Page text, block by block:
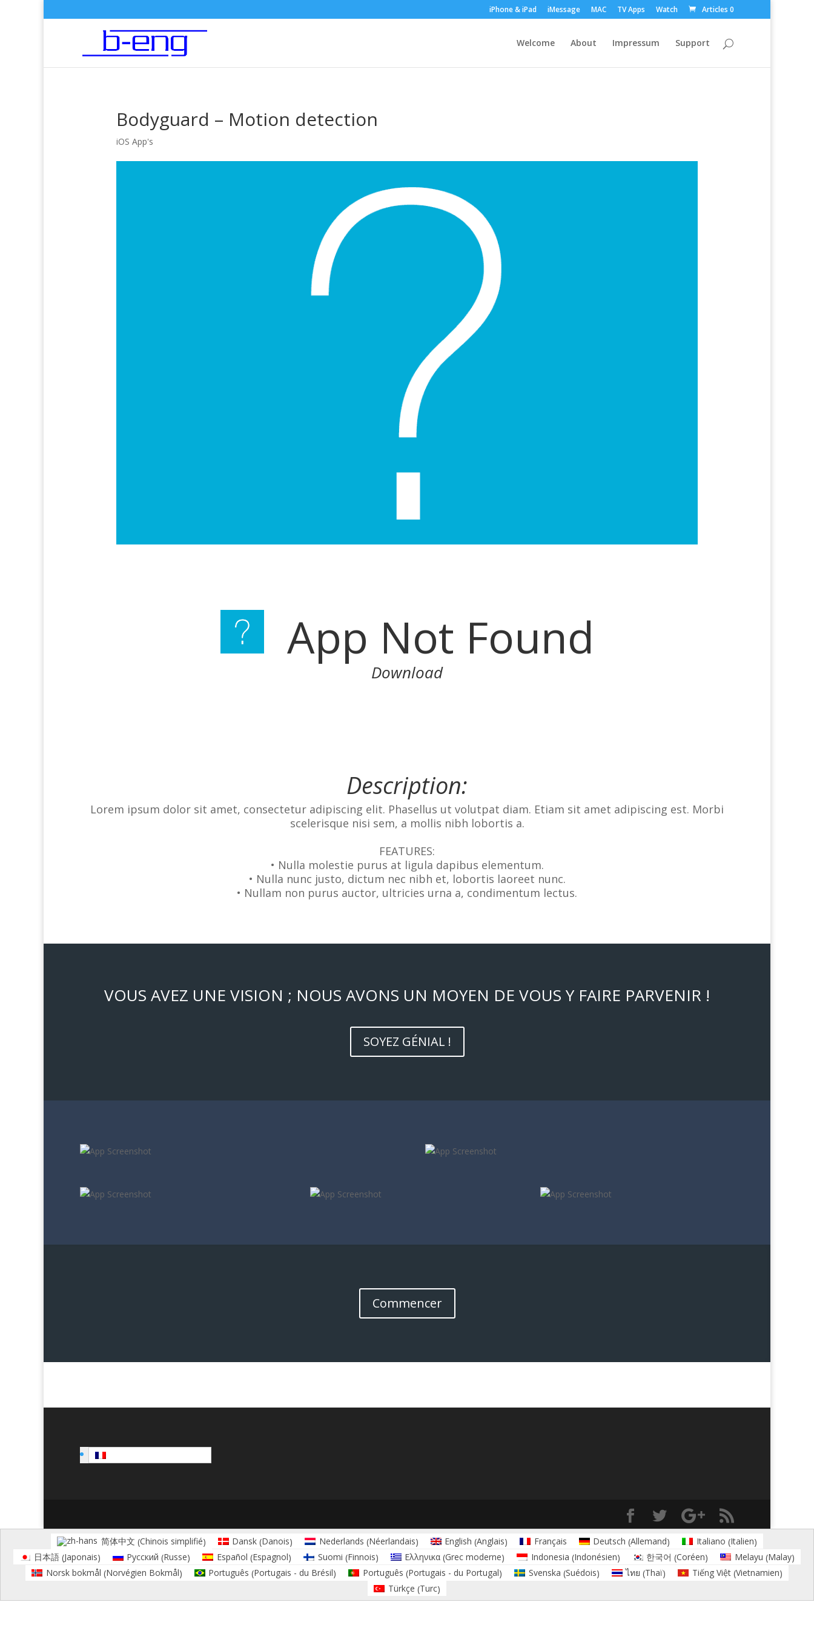
iPhone & iPad iMessage MAC TV Apps Watch Articles 0
Welcome About Impressum Support
Bodyguard – Motion detection
iOS App's
App Not Found
Download
Description:
Lorem ipsum dolor sit amet, consectetur adipiscing elit. Phasellus ut volutpat diam. Etiam sit amet adipiscing est. Morbi
scelerisque nisi sem, a mollis nibh lobortis a.
FEATURES:
• Nulla molestie purus at ligula dapibus elementum.
• Nulla nunc justo, dictum nec nibh et, lobortis laoreet nunc.
• Nullam non purus auctor, ultricies urna a, condimentum lectus.
VOUS AVEZ UNE VISION ; NOUS AVONS UN MOYEN DE VOUS Y FAIRE PARVENIR !
SOYEZ GÉNIAL !
Commencer
简体中文 (Chinois simplifié) Dansk (Danois) Nederlands (Néerlandais) English (Anglais) Français Deutsch (Allemand) Italiano (Italien)
日本語(Japonais) Русский (Russe) Español (Espagnol) Suomi (Finnois) Ελληνικα (Grec moderne) Indonesia (Indonésien) 한국어 (Coréen) Melayu (Malay)
Norsk bokmål (Norvégien Bokmål) Português (Portugais - du Brésil) Português (Portugais - du Portugal) Svenska (Suédois) ไทย (Thaï) Tiếng Việt(Vietnamien)
Türkçe (Turc)